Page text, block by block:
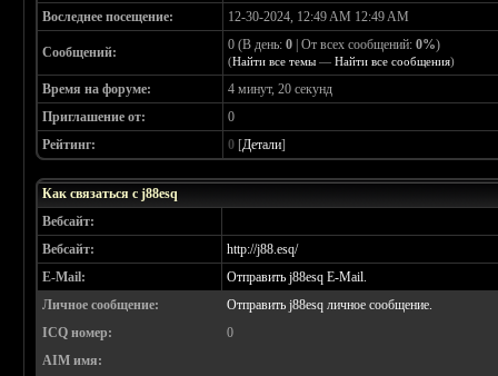
Воследнее посещение:
12-30-2024, 12:49 AM 12:49 AM
Сообщений: 0 (В день:0 | От всех сообщений:0%)
(Найти все темы —Найти все сообщения)
Время на форуме:
4 минут, 20 секунд
Приглашение от:
0
Рейтинг:
0 [Детали]
Как связаться с j88esq
Вебсайт:
Вебсайт:
http://j88.esq/
E-Mail:
Отправить j88esq E-Mail.
Личное сообщение:
Отправить j88esq личное сообщение.
ICQ номер:
0
AIM имя: